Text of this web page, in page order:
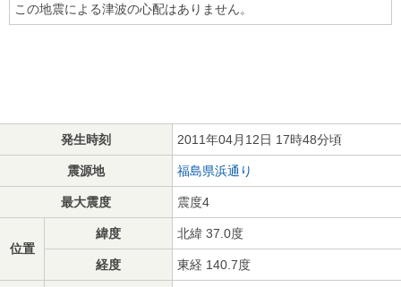
この地震による津波の心配はありません。
発生時刻 2011年04月12日 17時48分頃
震源地 福島県浜通り
最大震度 震度4
位置
緯度 北緯 37.0度
経度 東経 140.7度